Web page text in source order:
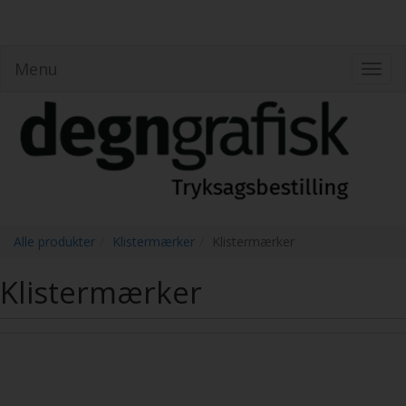
Menu
Alle produkter Klistermærker Klistermærker
Klistermærker